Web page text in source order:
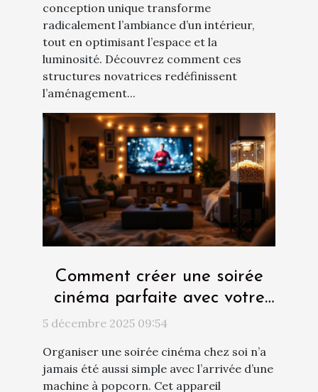
conception unique transforme
radicalement l’ambiance d’un intérieur,
tout en optimisant l’espace et la
luminosité. Découvrez comment ces
structures novatrices redéfinissent
l’aménagement...
Comment créer une soirée
cinéma parfaite avec votre
nouvelle machine à popcorn
5 décembre 2025 09:54
Organiser une soirée cinéma chez soi n’a
jamais été aussi simple avec l’arrivée d’une
machine à popcorn. Cet appareil